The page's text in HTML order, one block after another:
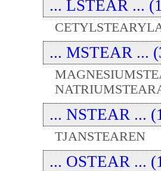
... LSTEAR ...
... MSTEAR ...
... NSTEAR ...
TJANSTEAREN
... OSTEAR ...